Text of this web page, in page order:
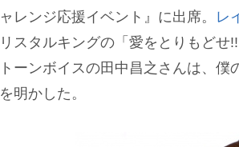
ャレンジ応援イベント』に出席。 レ
リスタルキングの「愛をとりもどせ
トーンボイスの田中昌之さんは、
を明かした。